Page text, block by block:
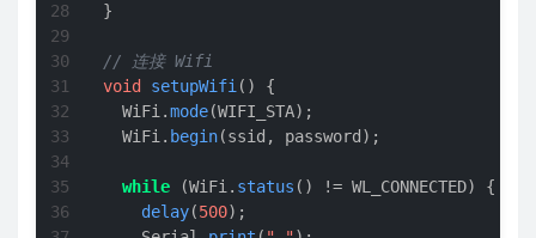
}
// 连接 Wifi
void
setupWifi()
{
  WiFi.
mode(WIFI_STA);
  WiFi.
begin(ssid, password);
while (WiFi. status () != WL_CONNECTED) {
delay(500);